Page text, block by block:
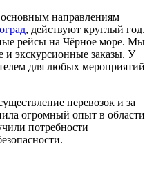
направлениям
, действуют круглый год.
рейсы на Чёрное море. Мы
экскурсионные заказы. У
для любых мероприятий
перевозок и за
огромный опыт в области
потребности